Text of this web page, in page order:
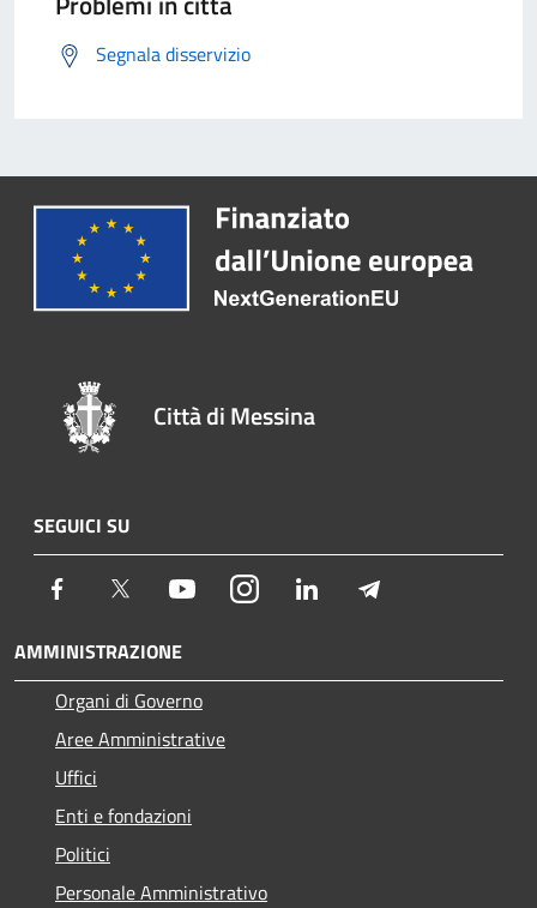
Segnala disservizio
Città di Messina
SEGUICI SU
Facebook Twitter YoutubeInstagram LinkedIn
AMMINISTRAZIONE
Organi di Governo
Aree Amministrative
Uffici
Enti e fondazioni
Politici
Personale Amministrativo